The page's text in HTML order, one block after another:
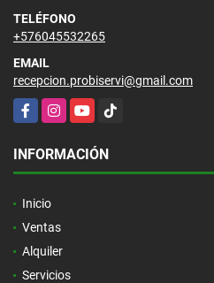
TELÉFONO
+576045532265
EMAIL
recepcion.probiservi@gmail.com
FacebookInstagramYouTubeTikTok
INFORMACIÓN
Inicio
Ventas
Alquiler
Servicios